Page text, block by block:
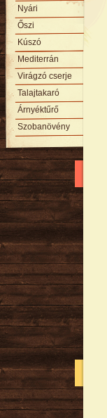
Nyári
Őszi
Kúszó
Mediterrán
Virágzó cserje
Talajtakaró
Árnyéktűrő
Szobanövény